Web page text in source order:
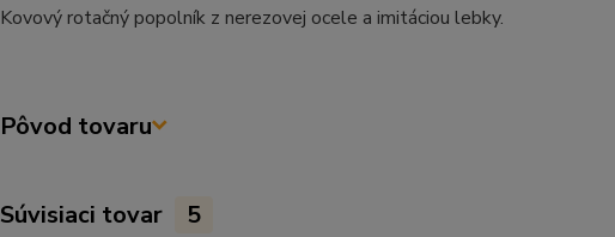
Kovový rotačný popolník z nerezovej ocele a imitáciou lebky.
Pôvod tovaru
Súvisiaci tovar 5